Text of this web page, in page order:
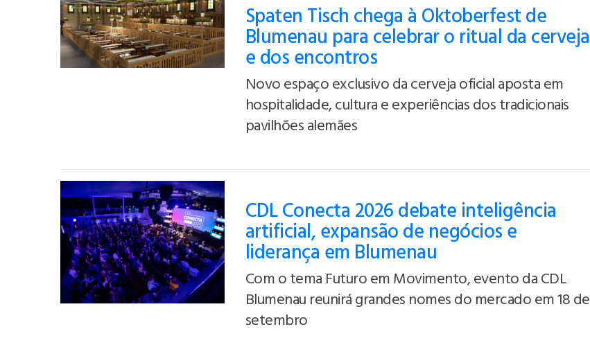
Spaten Tisch chega à Oktoberfest de
Blumenau para celebrar o ritual da cerveja
e dos encontros
Novo espaço exclusivo da cerveja oficial aposta em
hospitalidade, cultura e experiências dos tradicionais
pavilhões alemães
CDL Conecta 2026 debate inteligência
artificial, expansão de negócios e
liderança em Blumenau
Com o tema Futuro em Movimento, evento da CDL
Blumenau reunirá grandes nomes do mercado em 18 de
setembro